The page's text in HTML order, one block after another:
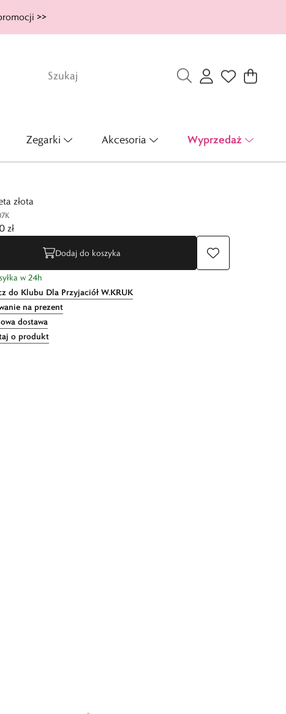
>>
Zegarki Akcesoria Wyprzedaż
złota
zł
Dodaj do koszyka
w 24h
do Klubu Dla Przyjaciół W.KRUK
na prezent
dostawa
o produkt